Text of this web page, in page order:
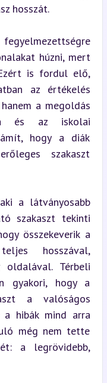
hosszát.
húzni, mert
is fordul elő,
az értékelés
a megoldás
és az iskolai
hogy a diák
szakaszt
a látványosabb
szakaszt tekinti
összekeverik a
hosszával,
oldalával. Térbeli
gyakori, hogy a
a valóságos
a hibák mind arra
még nem tette
a legrövidebb,